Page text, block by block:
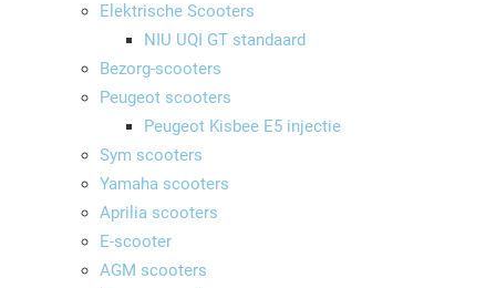
Elektrische Scooters
NIU UQI GT standaard
Bezorg-scooters
Peugeot scooters
Peugeot Kisbee E5 injectie
Sym scooters
Yamaha scooters
Aprilia scooters
E-scooter
AGM scooters